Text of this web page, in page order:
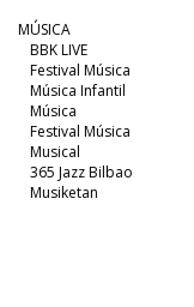
MÚSICA
BBK LIVE
Festival Música
Música Infantil
Música
Festival Música
Musical
365 Jazz Bilbao
Musiketan